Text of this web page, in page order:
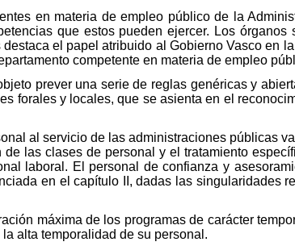
en materia de empleo público de la
que estos pueden ejercer. Los
el papel atribuido al Gobierno Vasco en
competente en materia de empleo
prever una serie de reglas genéricas y
forales y locales, que se asienta en el
al servicio de las administraciones públicas
las clases de personal y el tratamiento
laboral. El personal de confianza y
en el capítulo II, dadas las singularidades
máxima de los programas de carácter
alta temporalidad de su personal.